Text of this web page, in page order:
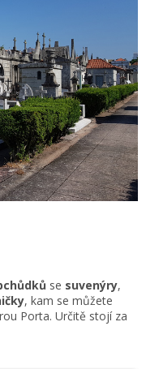
se suvenýry,
, kam se můžete
Porta. Určitě stojí za